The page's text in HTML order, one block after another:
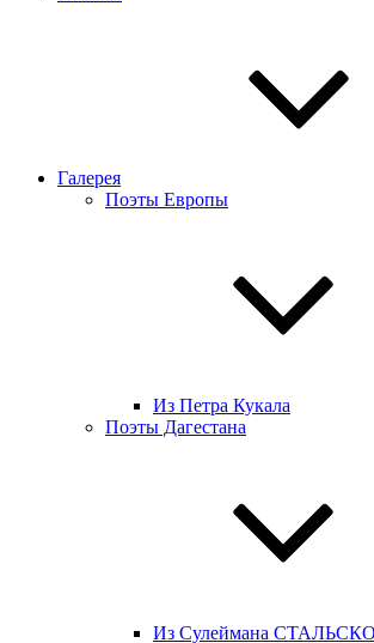
Галерея
Поэты Европы
Из Петра Кукала
Поэты Дагестана
Из Сулеймана